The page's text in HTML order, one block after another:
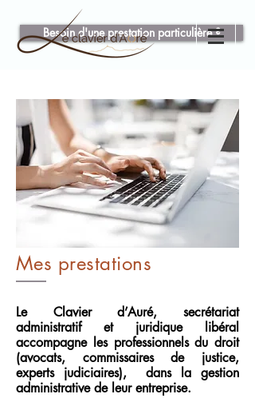
Besoin d'une prestation particulière ?
Mes prestations
Le Clavier d’Auré, secrétariat
administratif et juridique libéral
accompagne les professionnels du droit
(avocats, commissaires de justice,
experts judiciaires), dans la gestion
administrative de leur entreprise.